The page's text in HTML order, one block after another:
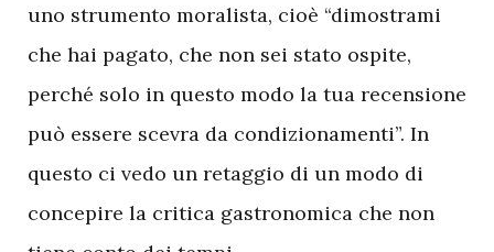
uno strumento moralista, cioè “dimostrami
che hai pagato, che non sei stato ospite,
perché solo in questo modo la tua recensione
può essere scevra da condizionamenti”. In
questo ci vedo un retaggio di un modo di
concepire la critica gastronomica che non